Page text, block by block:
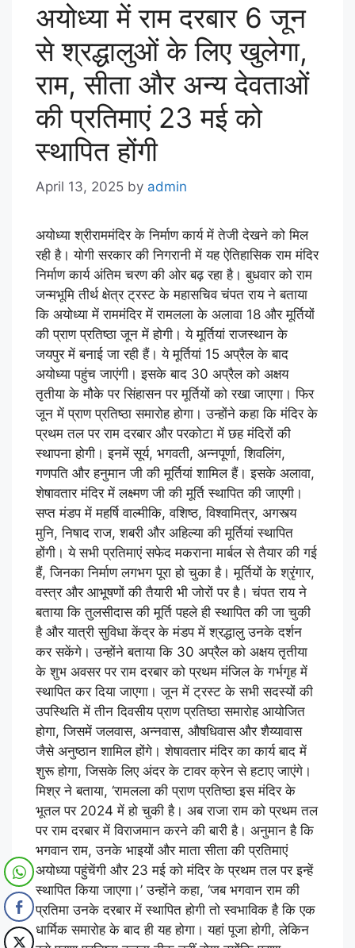
अयोध्या में राम दरबार 6 जून
से श्रद्धालुओं के लिए खुलेगा,
राम, सीता और अन्य देवताओं
की प्रतिमाएं 23 मई को
स्थापित होंगी
April 13, 2025 by admin
अयोध्या श्रीराममंदिर के निर्माण कार्य में तेजी देखने को मिल
रही है। योगी सरकार की निगरानी में यह ऐतिहासिक राम मंदिर
निर्माण कार्य अंतिम चरण की ओर बढ़ रहा है। बुधवार को राम
जन्मभूमि तीर्थ क्षेत्र ट्रस्ट के महासचिव चंपत राय ने बताया
कि अयोध्या में राममंदिर में रामलला के अलावा 18 और मूर्तियों
की प्राण प्रतिष्ठा जून में होगी। ये मूर्तियां राजस्थान के
जयपुर में बनाई जा रही हैं। ये मूर्तियां 15 अप्रैल के बाद
अयोध्या पहुंच जाएंगी। इसके बाद 30 अप्रैल को अक्षय
तृतीया के मौके पर सिंहासन पर मूर्तियों को रखा जाएगा। फिर
जून में प्राण प्रतिष्ठा समारोह होगा। उन्होंने कहा कि मंदिर के
प्रथम तल पर राम दरबार और परकोटा में छह मंदिरों की
स्थापना होगी। इनमें सूर्य, भगवती, अन्नपूर्णा, शिवलिंग,
गणपति और हनुमान जी की मूर्तियां शामिल हैं। इसके अलावा,
शेषावतार मंदिर में लक्ष्मण जी की मूर्ति स्थापित की जाएगी।
सप्त मंडप में महर्षि वाल्मीकि, वशिष्ठ, विश्वामित्र, अगस्त्य
मुनि, निषाद राज, शबरी और अहिल्या की मूर्तियां स्थापित
होंगी। ये सभी प्रतिमाएं सफेद मकराना मार्बल से तैयार की गई
हैं, जिनका निर्माण लगभग पूरा हो चुका है। मूर्तियों के श्रृंगार,
वस्त्र और आभूषणों की तैयारी भी जोरों पर है। चंपत राय ने
बताया कि तुलसीदास की मूर्ति पहले ही स्थापित की जा चुकी
है और यात्री सुविधा केंद्र के मंडप में श्रद्धालु उनके दर्शन
कर सकेंगे। उन्होंने बताया कि 30 अप्रैल को अक्षय तृतीया
के शुभ अवसर पर राम दरबार को प्रथम मंजिल के गर्भगृह में
स्थापित कर दिया जाएगा। जून में ट्रस्ट के सभी सदस्यों की
उपस्थिति में तीन दिवसीय प्राण प्रतिष्ठा समारोह आयोजित
होगा, जिसमें जलवास, अन्नवास, औषधिवास और शैय्यावास
जैसे अनुष्ठान शामिल होंगे। शेषावतार मंदिर का कार्य बाद में
शुरू होगा, जिसके लिए अंदर के टावर क्रेन से हटाए जाएंगे।
मिश्र ने बताया, ‘रामलला की प्राण प्रतिष्ठा इस मंदिर के
भूतल पर 2024 में हो चुकी है। अब राजा राम को प्रथम तल
पर राम दरबार में विराजमान करने की बारी है। अनुमान है कि
भगवान राम, उनके भाइयों और माता सीता की प्रतिमाएं
अयोध्या पहुंचेंगी और 23 मई को मंदिर के प्रथम तल पर इन्हें
स्थापित किया जाएगा।’ उन्होंने कहा, ‘जब भगवान राम की
प्रतिमा उनके दरबार में स्थापित होगी तो स्वभाविक है कि एक
धार्मिक समारोह के बाद ही यह होगा। यहां पूजा होगी, लेकिन